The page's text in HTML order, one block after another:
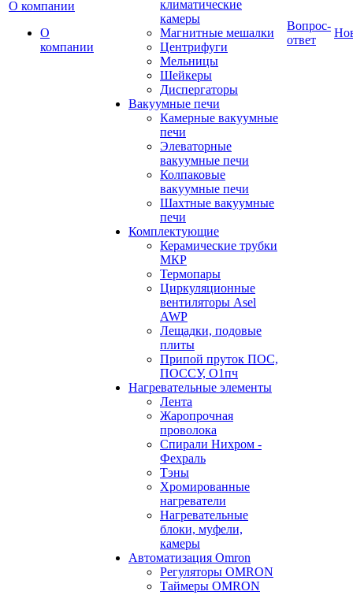
О компании
О
компании
климатические
камеры
Магнитные мешалки
Центрифуги
Мельницы
Шейкеры
Диспергаторы
Вакуумные печи
Камерные вакуумные
печи
Элеваторные
вакуумные печи
Колпаковые
вакуумные печи
Шахтные вакуумные
печи
Комплектующие
Керамические трубки
МКР
Термопары
Циркуляционные
вентиляторы Asel
AWP
Лещадки, подовые
плиты
Припой пруток ПОС,
ПОССУ, О1пч
Нагревательные элементы
Лента
Жаропрочная
проволока
Спирали Нихром -
Фехраль
Тэны
Хромированные
нагреватели
Нагревательные
блоки, муфели,
камеры
Автоматизация Omron
Регуляторы OMRON
Таймеры OMRON
Вопрос-
ответ